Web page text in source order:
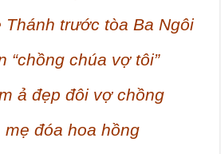
Thánh trước tòa Ba Ngôi
“chồng chúa vợ tôi”
ả đẹp đôi vợ chồng
mẹ đóa hoa hồng